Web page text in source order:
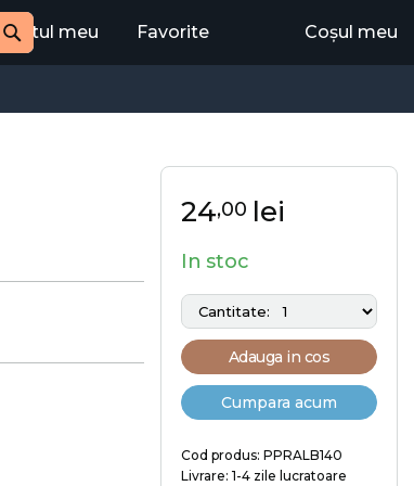
Cauta
Contul meu Favorite Coșul meu
24,00 lei
In stoc
Adauga in cos
Cumpara acum
Cod produs: PPRALB140
Livrare: 1-4 zile lucratoare